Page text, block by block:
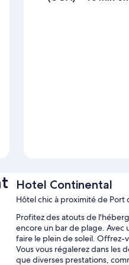
Hotel Continental
Hôtel chic à proximité de Port
Profitez des atouts de
encore un bar de plage. Avec
faire le plein de soleil. Offrez-
Vous vous régalerez dans les
que diverses prestations,